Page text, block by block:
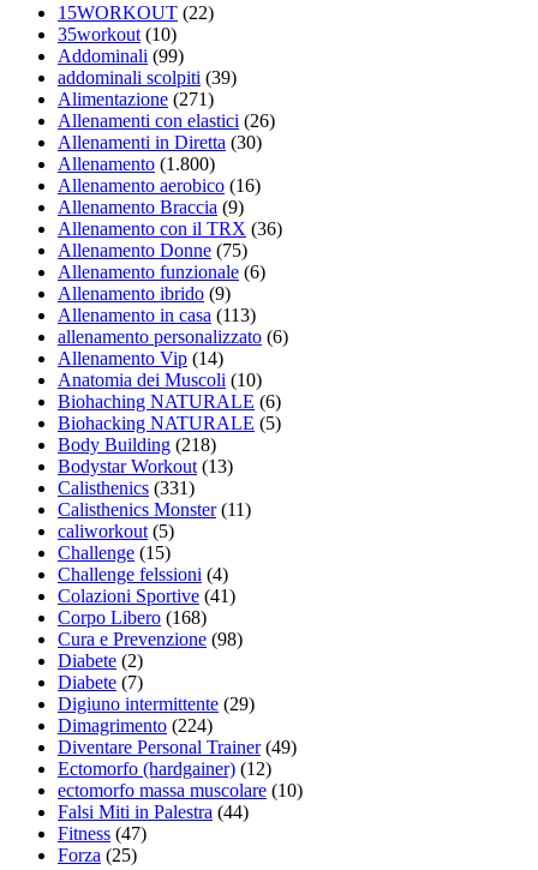
15WORKOUT (22)
35workout (10)
Addominali (99)
addominali scolpiti (39)
Alimentazione (271)
Allenamenti con elastici (26)
Allenamenti in Diretta (30)
Allenamento (1.800)
Allenamento aerobico (16)
Allenamento Braccia (9)
Allenamento con il TRX (36)
Allenamento Donne (75)
Allenamento funzionale (6)
Allenamento ibrido (9)
Allenamento in casa (113)
allenamento personalizzato (6)
Allenamento Vip (14)
Anatomia dei Muscoli (10)
Biohaching NATURALE (6)
Biohacking NATURALE (5)
Body Building (218)
Bodystar Workout (13)
Calisthenics (331)
Calisthenics Monster(11)
caliworkout (5)
Challenge (15)
Challenge felssioni (4)
Colazioni Sportive (41)
Corpo Libero (168)
Cura e Prevenzione (98)
Diabete (2)
Diabete (7)
Digiuno intermittente (29)
Dimagrimento (224)
Diventare Personal Trainer(49)
Ectomorfo (hardgainer) (12)
ectomorfo massa muscolare (10)
Falsi Miti in Palestra (44)
Fitness (47)
Forza (25)